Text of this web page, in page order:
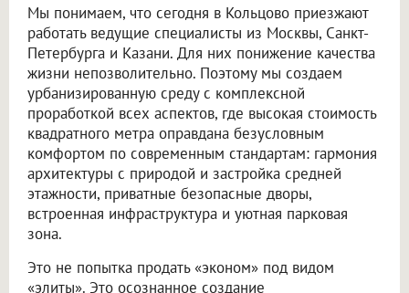
Мы понимаем, что сегодня в Кольцово приезжают
работать ведущие специалисты из Москвы, Санкт-
Петербурга и Казани. Для них понижение качества
жизни непозволительно. Поэтому мы создаем
урбанизированную среду с комплексной
проработкой всех аспектов, где высокая стоимость
квадратного метра оправдана безусловным
комфортом по современным стандартам: гармония
архитектуры с природой и застройка средней
этажности, приватные безопасные дворы,
встроенная инфраструктура и уютная парковая
зона.
Это не попытка продать «эконом» под видом
«элиты». Это осознанное создание